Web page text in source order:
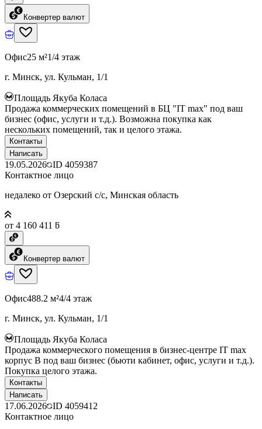
Конвертер валют
Офис25 м²1/4 этаж
г. Минск, ул. Кульман, 1/1
Площадь Якуба Коласа
Продажа коммерческих помещений в БЦ "IT max" под ваш
бизнес (офис, услуги и т.д.). Возможна покупка как
нескольких помещений, так и целого этажа.
Контакты
Написать
19.05.2026 ID 4059387
Контактное лицо
недалеко от Озерский с/с, Минская область
от 4 160 411 ƃ
Конвертер валют
Офис488.2 м²4/4 этаж
г. Минск, ул. Кульман, 1/1
Площадь Якуба Коласа
Продажа коммерческого помещения в бизнес-центре IT max
корпус B под ваш бизнес (бьюти кабинет, офис, услуги и т.д.).
Покупка целого этажа.
Контакты
Написать
17.06.2026 ID 4059412
Контактное лицо